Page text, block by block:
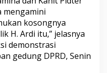
mengamini
kosongnya
H. Ardi itu,” jelasnya
demonstrasi
gedung DPRD, Senin